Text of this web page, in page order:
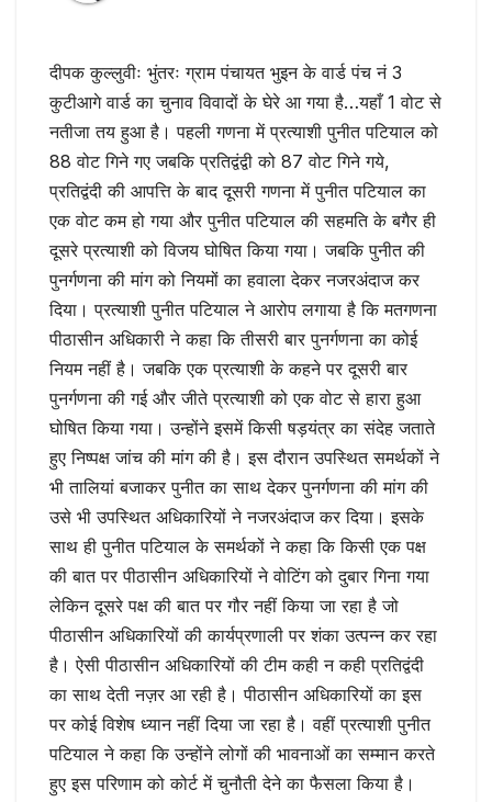
दीपक कुल्लुवीः भुंतरः ग्राम पंचायत भुइन के वार्ड पंच नं 3
कुटीआगे वार्ड का चुनाव विवादों के घेरे आ गया है…यहाँ 1 वोट से
नतीजा तय हुआ है। पहली गणना में प्रत्याशी पुनीत पटियाल को
88 वोट गिने गए जबकि प्रतिद्वंद्वी को 87 वोट गिने गये,
प्रतिद्वंदी की आपत्ति के बाद दूसरी गणना में पुनीत पटियाल का
एक वोट कम हो गया और पुनीत पटियाल की सहमति के बगैर ही
दूसरे प्रत्याशी को विजय घोषित किया गया। जबकि पुनीत की
पुनर्गणना की मांग को नियमों का हवाला देकर नजरअंदाज कर
दिया। प्रत्याशी पुनीत पटियाल ने आरोप लगाया है कि मतगणना
पीठासीन अधिकारी ने कहा कि तीसरी बार पुनर्गणना का कोई
नियम नहीं है। जबकि एक प्रत्याशी के कहने पर दूसरी बार
पुनर्गणना की गई और जीते प्रत्याशी को एक वोट से हारा हुआ
घोषित किया गया। उन्होंने इसमें किसी षड़यंत्र का संदेह जताते
हुए निष्पक्ष जांच की मांग की है। इस दौरान उपस्थित समर्थकों ने
भी तालियां बजाकर पुनीत का साथ देकर पुनर्गणना की मांग की
उसे भी उपस्थित अधिकारियों ने नजरअंदाज कर दिया। इसके
साथ ही पुनीत पटियाल के समर्थकों ने कहा कि किसी एक पक्ष
की बात पर पीठासीन अधिकारियों ने वोटिंग को दुबार गिना गया
लेकिन दूसरे पक्ष की बात पर गौर नहीं किया जा रहा है जो
पीठासीन अधिकारियों की कार्यप्रणाली पर शंका उत्पन्न कर रहा
है। ऐसी पीठासीन अधिकारियों की टीम कही न कही प्रतिद्वंदी
का साथ देती नज़र आ रही है। पीठासीन अधिकारियों का इस
पर कोई विशेष ध्यान नहीं दिया जा रहा है। वहीं प्रत्याशी पुनीत
पटियाल ने कहा कि उन्होंने लोगों की भावनाओं का सम्मान करते
हुए इस परिणाम को कोर्ट में चुनौती देने का फैसला किया है।